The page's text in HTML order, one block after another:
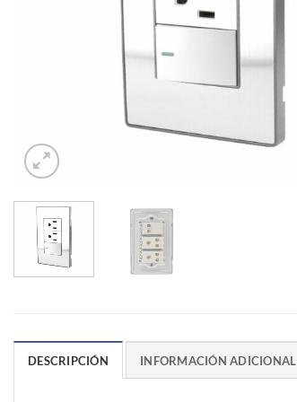
DESCRIPCIÓN INFORMACIÓN ADICIONAL